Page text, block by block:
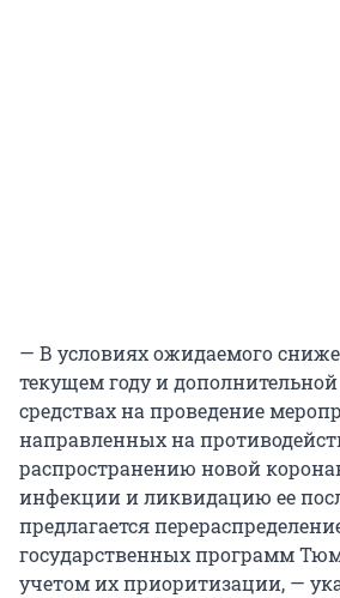
— В условиях ожидаемого
текущем году и
средствах на проведение
направленных на
распространению новой
инфекции и ликвидацию ее
предлагается
государственных программ
учетом их приоритизации, —